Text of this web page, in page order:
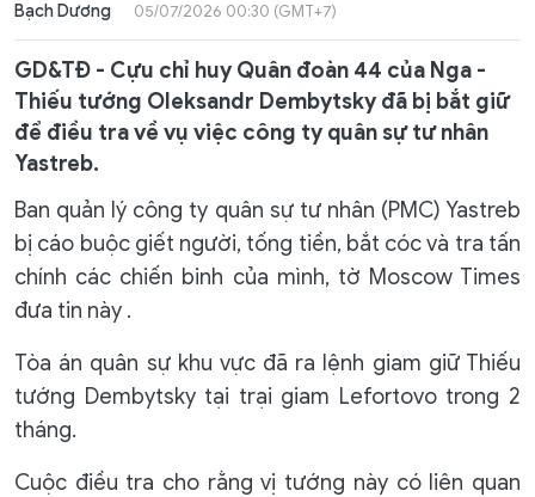
Bạch Dương 05/07/2026 00:30 (GMT+7)
GD&TĐ - Cựu chỉ huy Quân đoàn 44 của Nga -
Thiếu tướng Oleksandr Dembytsky đã bị bắt giữ
để điều tra về vụ việc công ty quân sự tư nhân
Yastreb.
Ban quản lý công ty quân sự tư nhân (PMC) Yastreb
bị cáo buộc giết người, tống tiền, bắt cóc và tra tấn
chính các chiến binh của mình, tờ Moscow Times
đưa tin này .
Tòa án quân sự khu vực đã ra lệnh giam giữ Thiếu
tướng Dembytsky tại trại giam Lefortovo trong 2
tháng.
Cuộc điều tra cho rằng vị tướng này có liên quan